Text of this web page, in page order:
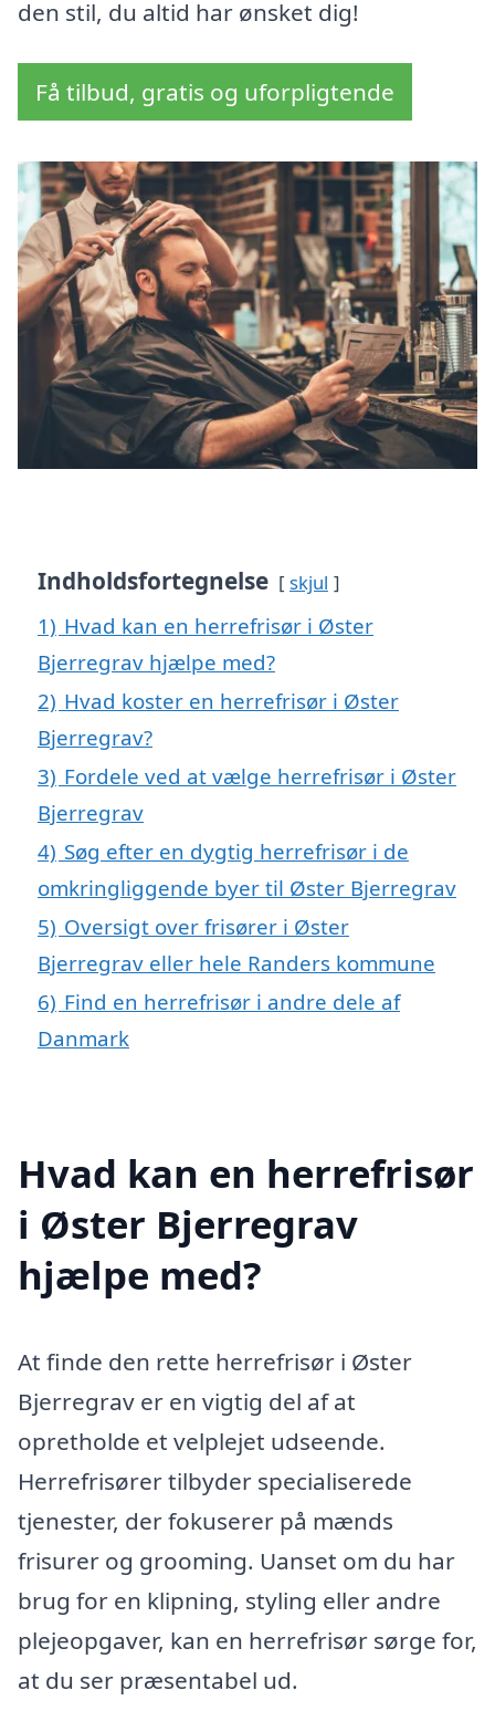
den stil, du altid har ønsket dig!
Få tilbud, gratis og uforpligtende
Indholdsfortegnelse skjul
1) Hvad kan en herrefrisør i Øster
Bjerregrav hjælpe med?
2) Hvad koster en herrefrisør i Øster
Bjerregrav?
3) Fordele ved at vælge herrefrisør i Øster
Bjerregrav
4) Søg efter en dygtig herrefrisør i de
omkringliggende byer til Øster Bjerregrav
5) Oversigt over frisører i Øster
Bjerregrav eller hele Randers kommune
6) Find en herrefrisør i andre dele af
Danmark
Hvad kan en herrefrisør
i Øster Bjerregrav
hjælpe med?
At finde den rette herrefrisør i Øster
Bjerregrav er en vigtig del af at
opretholde et velplejet udseende.
Herrefrisører tilbyder specialiserede
tjenester, der fokuserer på mænds
frisurer og grooming. Uanset om du har
brug for en klipning, styling eller andre
plejeopgaver, kan en herrefrisør sørge for,
at du ser præsentabel ud.